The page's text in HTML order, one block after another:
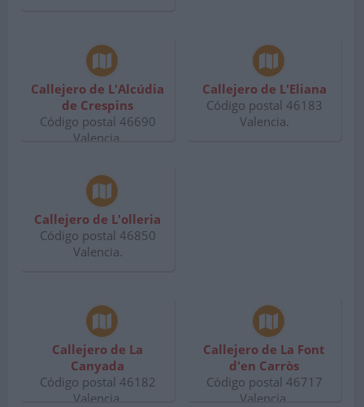
Callejero de L'Alcúdia
de Crespins
Código postal 46690
Valencia.
Callejero de L'Eliana
Código postal 46183
Valencia.
Callejero de L'olleria
Código postal 46850
Valencia.
Callejero de La
Canyada
Código postal 46182
Valencia.
Callejero de La Font
d'en Carròs
Código postal 46717
Valencia.